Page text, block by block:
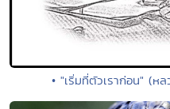
• "เริ่มที่ตัวเราก่อน" (ห